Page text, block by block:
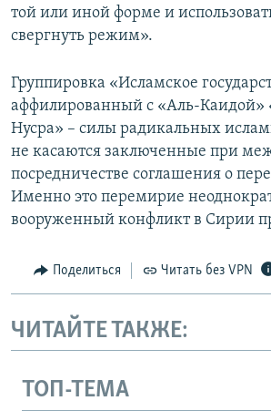
той или иной форме и
свергнуть режим».
Группировка «Исламское
аффилированный с «Аль-Каидой»
Нусра» – силы радикальных
не касаются заключенные при
посредничестве соглашения о
Именно это перемирие
вооруженный конфликт в Сирии
Поделиться Читать без VPN
ЧИТАЙТЕ ТАКЖЕ:
ТОП-ТЕМА